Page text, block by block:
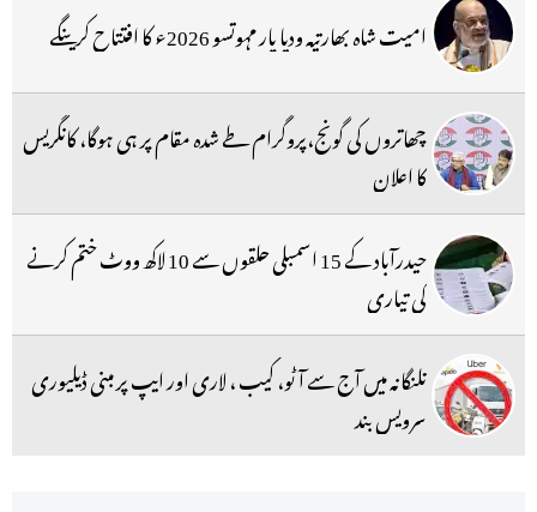
امیت شاہ بھارتیہ ودیا پار مہوتسو 2026ء کا افتتاح کرینگے
چھاتروں کی گونج،پروگرام طے شدہ مقام پر ہی ہوگا، کانگریس
کا اعلان
حیدرآباد کے 15 اسمبلی حلقوں سے 10 لاکھ ووٹ ختم کرنے
کی تیاری
تلنگانہ میں آج سے آٹو، کیب ، لاری اور ایپ پر مبنی ڈیلیوری
سرویس بند